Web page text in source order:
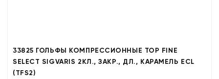
33825 ГОЛЬФЫ КОМПРЕССИОННЫЕ TOP FINE
SELECT SIGVARIS 2КЛ., ЗАКР., ДЛ., КАРАМЕЛЬ ECL
(TFS2)